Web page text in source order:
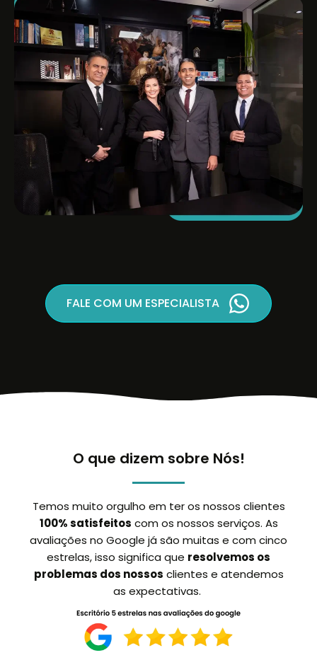
FALE COM UM ESPECIALISTA
O que dizem sobre Nós!
Temos muito orgulho em ter os nossos clientes
100% satisfeitos com os nossos serviços. As
avaliações no Google já são muitas e com cinco
estrelas, isso significa que resolvemos os
problemas dos nossos clientes e atendemos
as expectativas.